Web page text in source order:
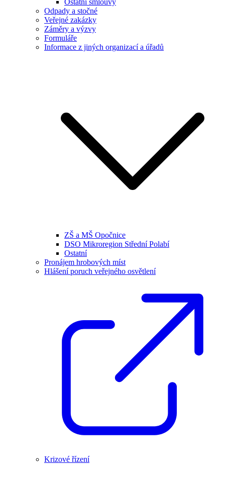
Ostatní smlouvy
Odpady a stočné
Veřejné zakázky
Záměry a výzvy
Formuláře
Informace z jiných organizací a úřadů
ZŠ a MŠ Opočnice
DSO Mikroregion Střední Polabí
Ostatní
Pronájem hrobových míst
Hlášení poruch veřejného osvětlení
Krizové řízení